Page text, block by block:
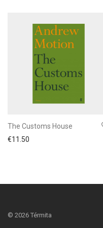
The Customs House
€11.50
© 2026 Térmita